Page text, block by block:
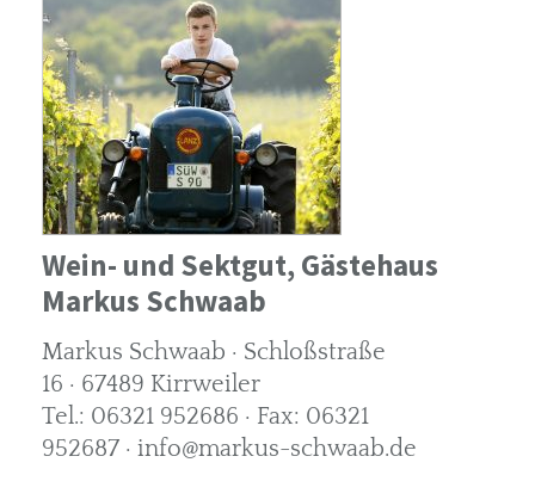
Wein- und Sektgut, Gästehaus
Markus Schwaab
Markus Schwaab · Schloßstraße
16 · 67489 Kirrweiler
Tel.: 06321 952686 · Fax: 06321
952687 · info@markus-schwaab.de